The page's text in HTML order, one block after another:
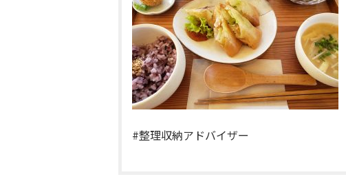
#整理収納アドバイザー